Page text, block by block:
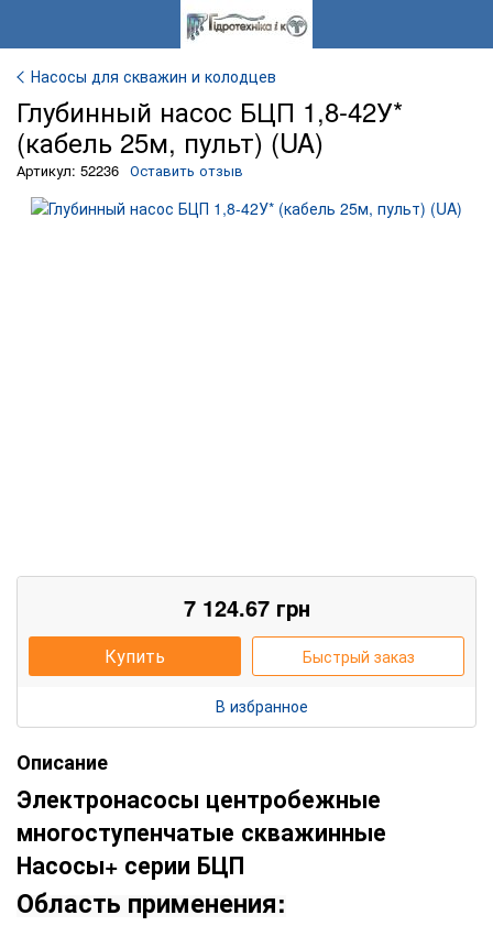
Насосы для скважин и колодцев
Глубинный насос БЦП 1,8-42У*
(кабель 25м, пульт) (UA)
Артикул: 52236 Оставить отзыв
7 124.67грн
Купить Быстрый заказ
В избранное
Описание
Электронасосы центробежные
многоступенчатые скважинные
Насосы+ серии БЦП
Область применения: